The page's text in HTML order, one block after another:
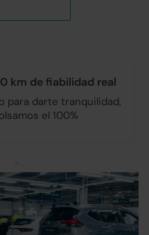
km defiabilidad real
para darte tranquilidad,
el 100%